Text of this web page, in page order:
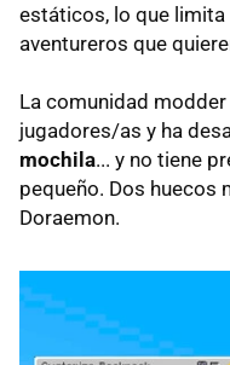
estáticos, lo que
aventureros que
La comunidad
jugadores/as y ha
mochila... y no tiene
pequeño. Dos huecos
Doraemon.